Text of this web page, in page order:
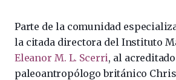
Parte de la comunidad
la citada directora del Instituto
Eleanor M. L. Scerri, al acreditado
paleoantropólogo británico